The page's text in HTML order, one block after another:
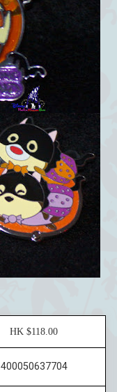
HK $118 .00
400050637704